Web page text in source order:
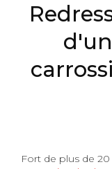
Fort de plus de